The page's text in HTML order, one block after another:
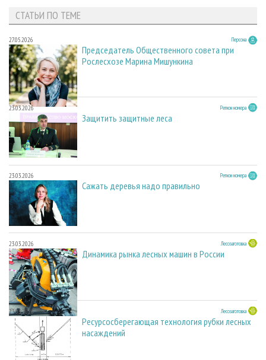
СТАТЬИ ПО ТЕМЕ
27.05.2026 Персона
Председатель Общественного совета при
Рослесхозе Марина Мишункина
23.03.2026 Регион номера
Защитить защитные леса
23.03.2026 Регион номера
Сажать деревья надо правильно
23.03.2026 Лесозаготовка
Динамика рынка лесных машин в России
23.03.2026 Лесозаготовка
Ресурсосберегающая технология рубки лесных
насаждений